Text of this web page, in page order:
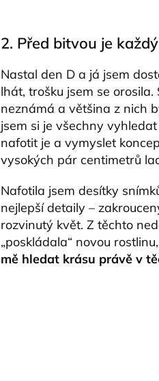
2. Před bitvou je
Nastal den D a já jsem
lhát, trošku jsem se
neznámá a většina z nich
jsem si je všechny
nafotit je a vymyslet
vysokých pár centimetrů
Nafotila jsem desítky
nejlepší detaily –
rozvinutý květ. Z těchto
„poskládala“ novou
mě hledat krásu právě v